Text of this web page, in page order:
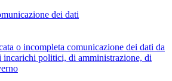
dei dati
o incompleta comunicazione dei dati da
incarichi politici, di amministrazione, di